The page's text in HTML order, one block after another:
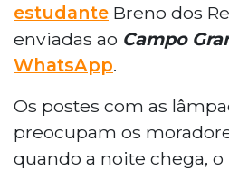
estudante Breno dos
enviadas ao Campo
WhatsApp.
Os postes com as
preocupam os
quando a noite chega,